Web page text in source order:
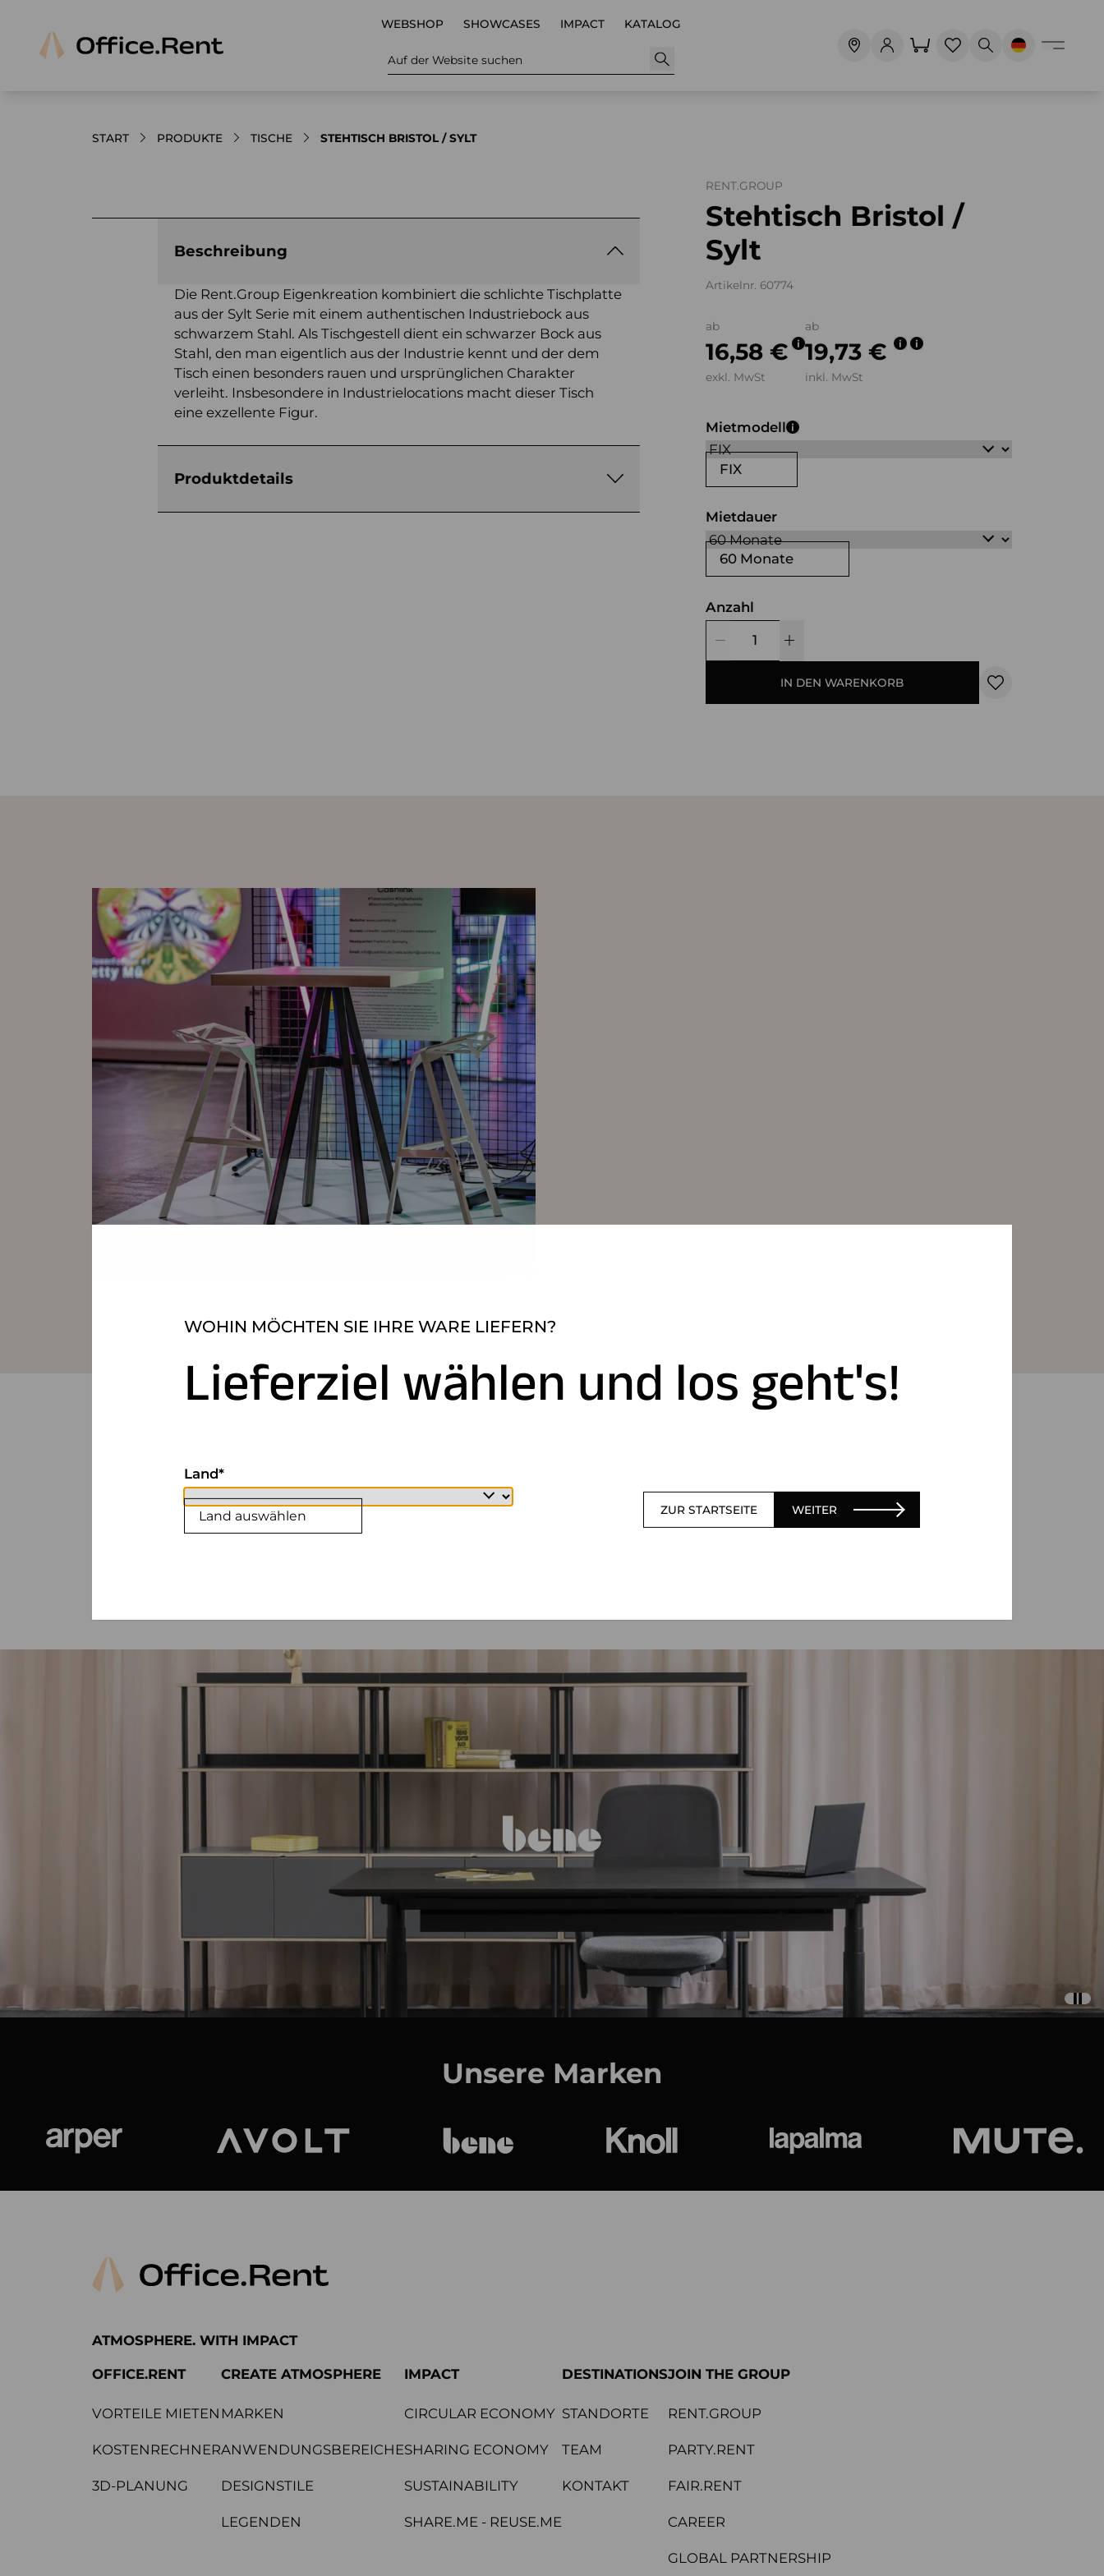
WEBSHOP SHOWCASES IMPACT KATALOG
Auf der Website suchen
WOHIN MÖCHTEN SIE IHRE WARE LIEFERN?
Lieferziel wählen und los geht's!
Land auswählen
Land
ZUR STARTSEITE WEITER
START PRODUKTE TISCHE STEHTISCH BRISTOL / SYLT
RENT.GROUP
Stehtisch Bristol /
Sylt
Artikelnr. 60774
ab
16,58 €
exkl. MwSt
ab
19,73 €
inkl. MwSt
FIX
Mietmodell
60 Monate
Mietdauer
Anzahl
IN DEN WARENKORB
Beschreibung
Die Rent.Group Eigenkreation kombiniert die schlichte Tischplatte
aus der Sylt Serie mit einem authentischen Industriebock aus
schwarzem Stahl. Als Tischgestell dient ein schwarzer Bock aus
Stahl, den man eigentlich aus der Industrie kennt und der dem
Tisch einen besonders rauen und ursprünglichen Charakter
verleiht. Insbesondere in Industrielocations macht dieser Tisch
eine exzellente Figur.
Produktdetails
Unsere Marken
ATMOSPHERE. WITH IMPACT
OFFICE.RENT
VORTEILE MIETEN
KOSTENRECHNER
3D-PLANUNG
CREATE ATMOSPHERE
MARKEN
ANWENDUNGSBEREICHE
DESIGNSTILE
LEGENDEN
IMPACT
CIRCULAR ECONOMY
SHARING ECONOMY
SUSTAINABILITY
SHARE.ME - REUSE.ME
DESTINATIONS
STANDORTE
TEAM
KONTAKT
JOIN THE GROUP
RENT.GROUP
PARTY.RENT
FAIR.RENT
CAREER
GLOBAL PARTNERSHIP